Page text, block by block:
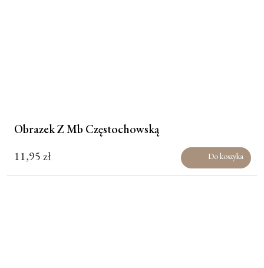
Obrazek Z Mb Częstochowską
11,95zł Do koszyka